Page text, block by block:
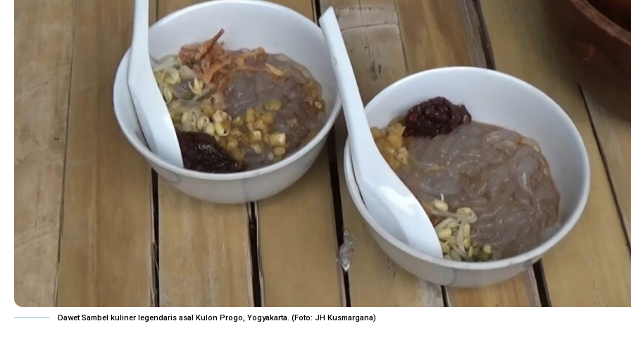
Dawet Sambel kuliner legendaris asal Kulon Progo, Yogyakarta. (Foto: JH Kusmargana)